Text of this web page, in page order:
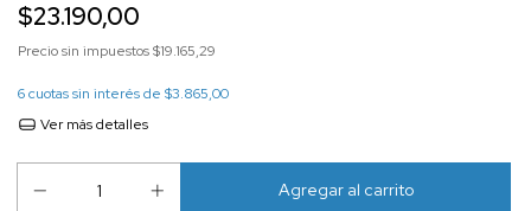
$23.190,00
Precio sin impuestos$19.165,29
6cuotas sin interés de $3.865,00
Ver más detalles